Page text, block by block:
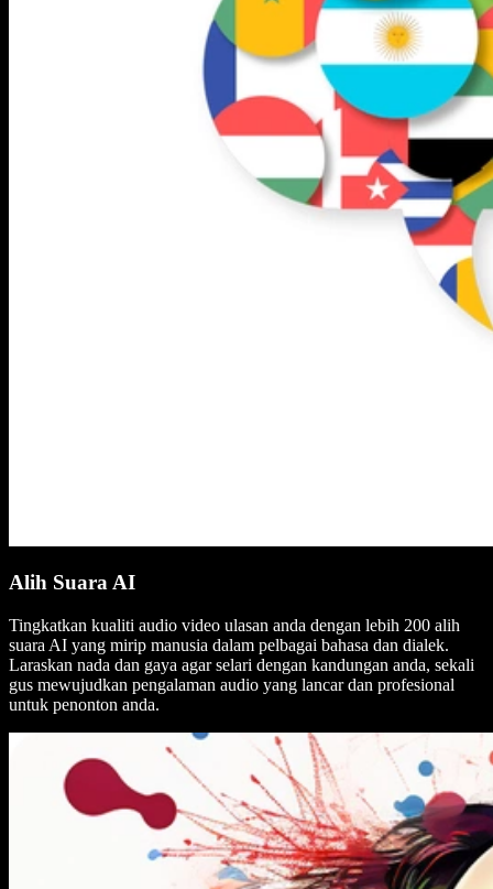
Alih Suara AI
Tingkatkan kualiti audio video ulasan anda dengan lebih 200 alih
suara AI yang mirip manusia dalam pelbagai bahasa dan dialek.
Laraskan nada dan gaya agar selari dengan kandungan anda, sekali
gus mewujudkan pengalaman audio yang lancar dan profesional
untuk penonton anda.